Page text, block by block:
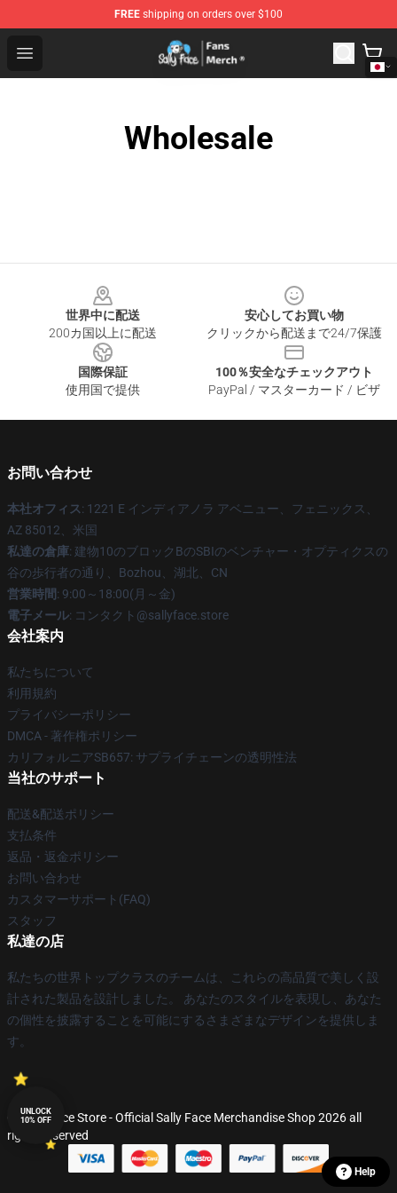
FREE shipping on orders over $100
Open menu
Sally Face Store - Official Sally Face Merchandise Shop
Wholesale
世界中に配送
200カ国以上に配送
安心してお買い物
クリックから配送まで24/7保護
国際保証
使用国で提供
100％安全なチェックアウト
PayPal / マスターカード / ビザ
お問い合わせ
本社オフィス: 1221 E インディアノラ アベニュー、フェニックス、
AZ 85012、米国
私達の倉庫: 建物10のブロックBのSBIのベンチャー・オプティクスの
谷の歩行者の通り、Bozhou、湖北、CN
営業時間: 9:00～18:00(月～金)
電子メール: コンタクト@sallyface.store
会社案内
私たちについて
利用規約
プライバシーポリシー
DMCA - 著作権ポリシー
カリフォルニアSB657: サプライチェーンの透明性法
当社のサポート
配送&配送ポリシー
支払条件
返品・返金ポリシー
お問い合わせ
カスタマーサポート(FAQ)
スタッフ
私達の店
私たちの世界トップクラスのチームは、これらの高品質で美しく設
計された製品を設計しました。 あなたのスタイルを表現し、あなた
の個性を披露することを可能にするさまざまなデザインを提供しま
す。
© Sally Face Store - Official Sally Face Merchandise Shop 2026 all
rights reserved
Help
UNLOCK
10% OFF